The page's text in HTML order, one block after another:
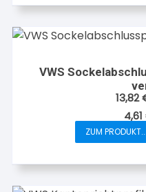
VWS
13,82
4,61
ZUM PRODUKT...